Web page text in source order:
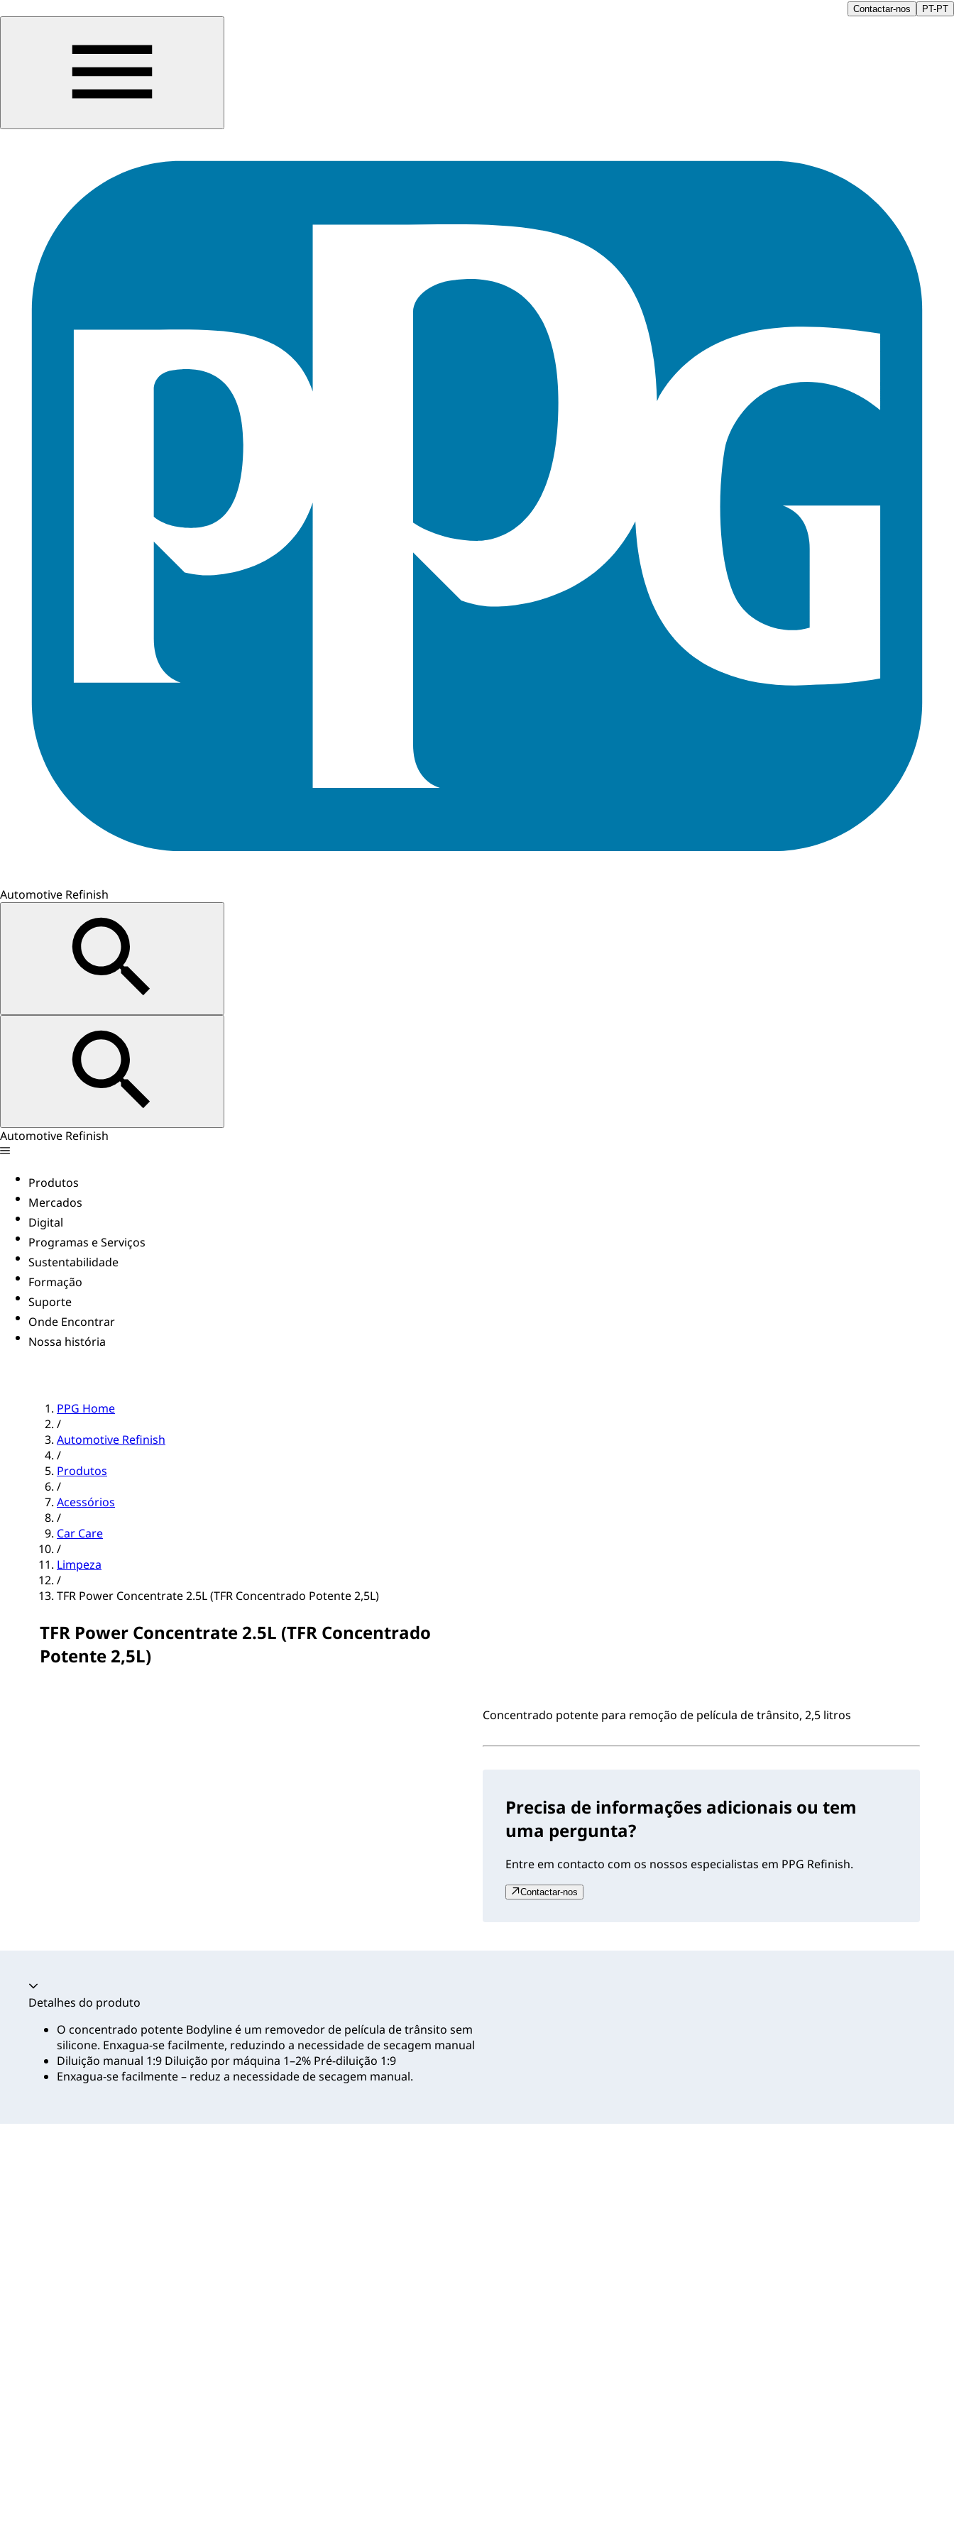
Contactar-nos PT-PT
Automotive Refinish
Automotive Refinish
Produtos
Mercados
Digital
Programas e Serviços
Sustentabilidade
Formação
Suporte
Onde Encontrar
Nossa história
PPG Home
/
Automotive Refinish
/
Produtos
/
Acessórios
/
Car Care
/
Limpeza
/
TFR Power Concentrate 2.5L (TFR Concentrado Potente 2,5L)
TFR Power Concentrate 2.5L (TFR Concentrado
Potente 2,5L)
Concentrado potente para remoção de película de trânsito, 2,5 litros
Precisa de informações adicionais ou tem
uma pergunta?
Entre em contacto com os nossos especialistas em PPG Refinish.
Contactar-nos
Acordeão recolhido
Detalhes do produto
O concentrado potente Bodyline é um removedor de película de trânsito sem
silicone. Enxagua-se facilmente, reduzindo a necessidade de secagem manual
Diluição manual 1:9 Diluição por máquina 1–2% Pré-diluição 1:9
Enxagua-se facilmente – reduz a necessidade de secagem manual.